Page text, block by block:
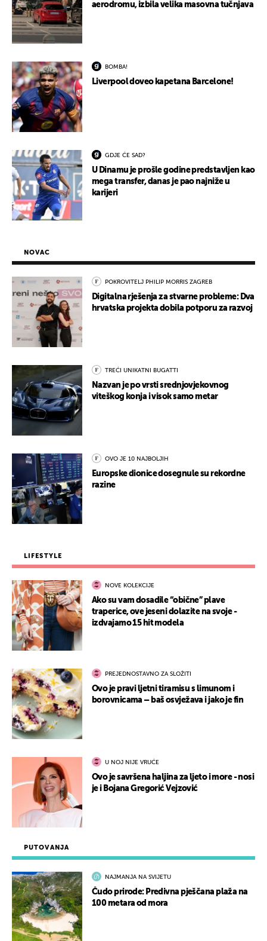
aerodromu, izbila velika masovna tučnjava
BOMBA!
Liverpool doveo kapetana Barcelone!
GDJE ĆE SAD?
U Dinamu je prošle godine predstavljen kao
mega transfer, danas je pao najniže u
karijeri
PUTOVANJA
NAJMANJA NA SVIJETU
Čudo prirode: Predivna pješčana plaža na
100 metara od mora
NOVAC
POKROVITELJ PHILIP MORRIS ZAGREB
Digitalna rješenja za stvarne probleme: Dva
hrvatska projekta dobila potporu za razvoj
TREĆI UNIKATNI BUGATTI
Nazvan je po vrsti srednjovjekovnog
viteškog konja i visok samo metar
OVO JE 10 NAJBOLJIH
Europske dionice dosegnule su rekordne
razine
LIFESTYLE
NOVE KOLEKCIJE
Ako su vam dosadile “obične” plave
traperice, ove jeseni dolazite na svoje -
izdvajamo 15 hit modela
PREJEDNOSTAVNO ZA SLOŽITI
Ovo je pravi ljetni tiramisu s limunom i
borovnicama – baš osvježava i jako je fin
U NOJ NIJE VRUĆE
Ovo je savršena haljina za ljeto i more - nosi
je i Bojana Gregorić Vejzović